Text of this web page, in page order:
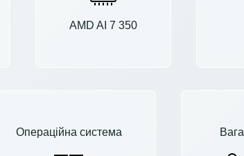
AMD AI 7 350
Операційна система Вага